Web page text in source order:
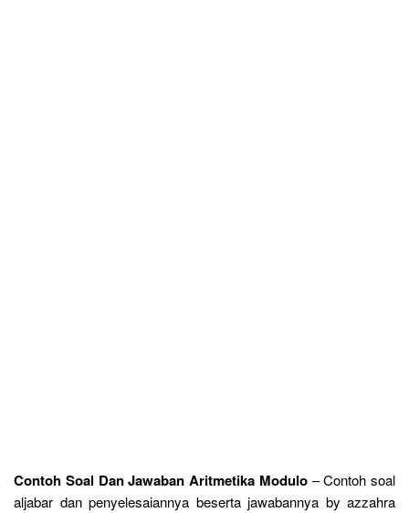
Contoh Soal Dan Jawaban Aritmetika Modulo– Contoh soal
aljabar dan penyelesaiannya beserta jawabannya by azzahra